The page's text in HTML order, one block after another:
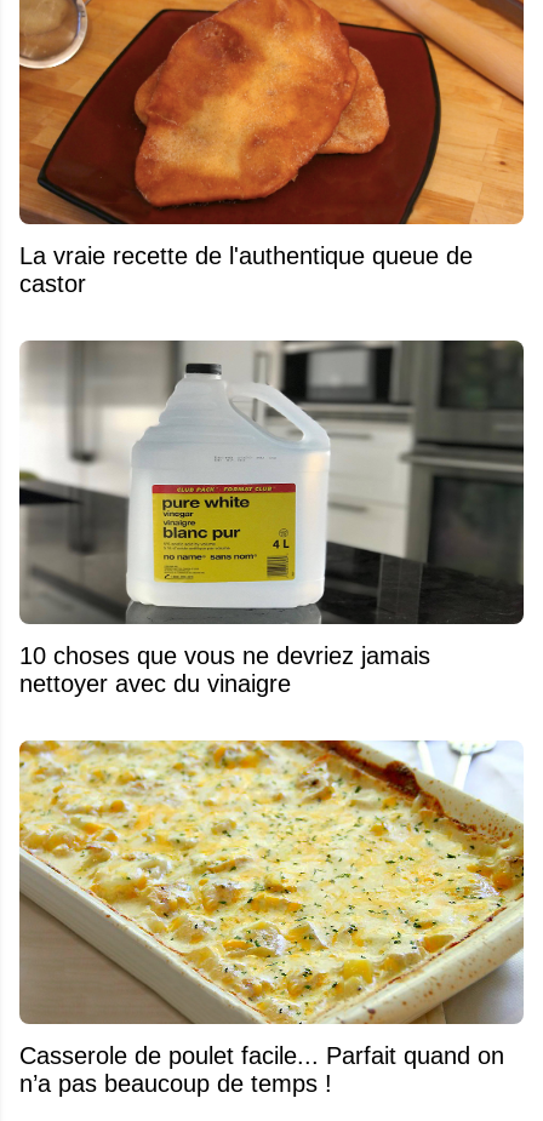
La vraie recette de l'authentique queue de
castor
10 choses que vous ne devriez jamais
nettoyer avec du vinaigre
Casserole de poulet facile... Parfait quand on
n’a pas beaucoup de temps !